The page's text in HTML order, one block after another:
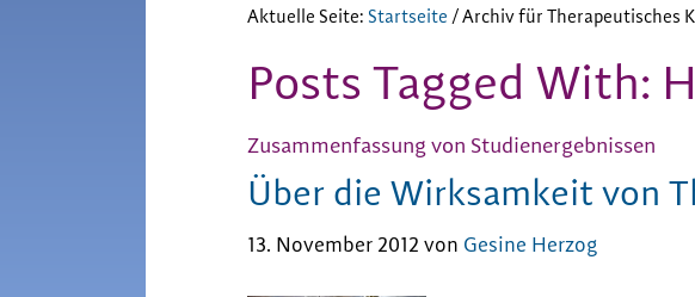
Aktuelle Seite: Startseite /Archiv für Therapeutisches
Posts Tagged With:
Über die Wirksamkeit von
Zusammenfassung von Studienergebnissen
13. November 2012 von Gesine Herzog